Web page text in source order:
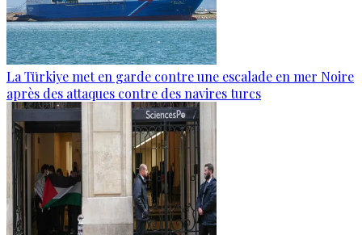
La Türkiye met en garde contre une escalade en mer Noire
après des attaques contre des navires turcs